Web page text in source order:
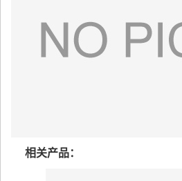
相关产品：